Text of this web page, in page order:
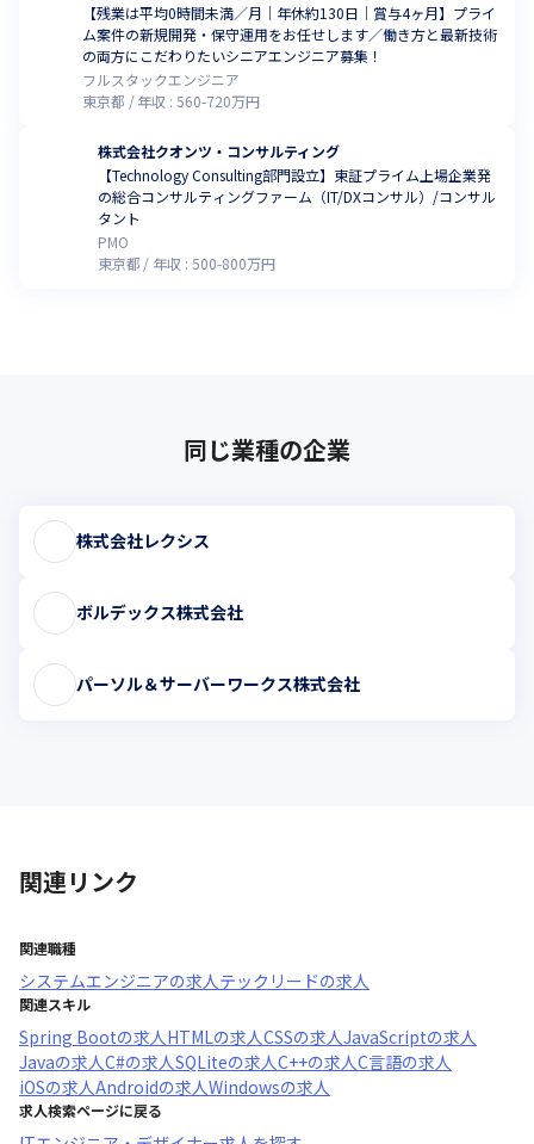
【残業は平均0時間未満／月｜年休約130日｜賞与4ヶ月】プライ
ム案件の新規開発・保守運用をお任せします／働き方と最新技術
の両方にこだわりたいシニアエンジニア募集！
フルスタックエンジニア
東京都
年収 :560-720万円
株式会社クオンツ・コンサルティング
【Technology Consulting部門設立】東証プライム上場企業発
の総合コンサルティングファーム（IT/DXコンサル）/コンサル
タント
PMO
東京都
年収 : 500-800万円
同じ業種の企業
株式会社レクシス
ボルデックス株式会社
パーソル＆サーバーワークス株式会社
関連リンク
関連職種
システムエンジニアの求人 テックリードの求人
関連スキル
Spring Bootの求人 HTMLの求人CSSの求人JavaScriptの求人
Javaの求人C#の求人SQLiteの求人C++の求人C言語の求人
iOSの求人Androidの求人Windowsの求人
求人検索ページに戻る